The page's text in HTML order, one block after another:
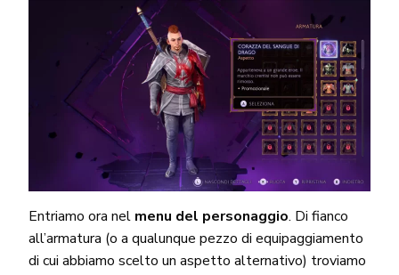
Entriamo ora nel menu del personaggio. Di fianco
all’armatura (o a qualunque pezzo di equipaggiamento
di cui abbiamo scelto un aspetto alternativo) troviamo